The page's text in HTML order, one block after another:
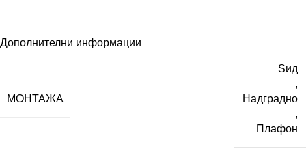
Дополнителни информации
МОНТАЖА
Ѕид
,
Надградно
,
Плафон